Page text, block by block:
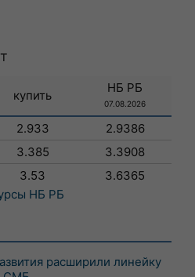
купить
НБ РБ
07.08.2026
2.933
2.9386
3.385
3.3908
3.53
3.6365
НБ РБ
расширили линейку